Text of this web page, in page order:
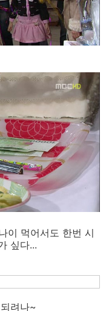
이 먹어서도 한번 시
싶다...
려나~